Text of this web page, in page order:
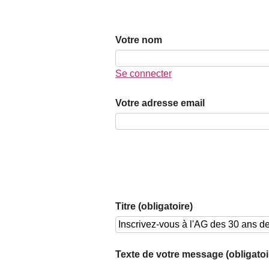
Votre nom
Se connecter
Votre adresse email
Titre (obligatoire)
Texte de votre message